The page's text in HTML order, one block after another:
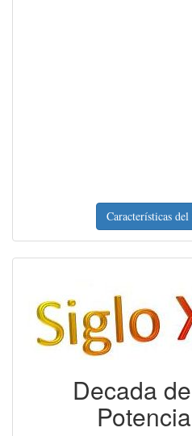
Características
Decada